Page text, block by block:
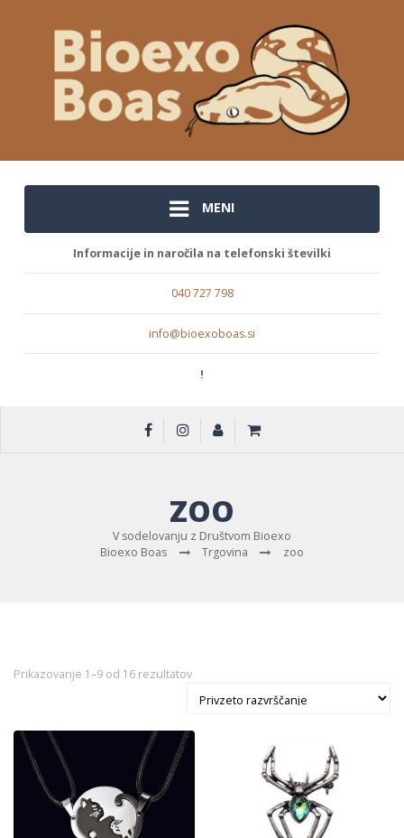
MENI
Informacije in naročila na telefonski številki
040 727 798
info@bioexoboas.si
!
ZOO
V sodelovanju z Društvom Bioexo
Bioexo Boas
Trgovina zoo
Prikazovanje 1–9 od 16 rezultatov